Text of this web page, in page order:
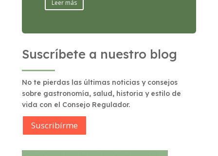
Leer más
Suscríbete a nuestro blog
No te pierdas las últimas noticias y consejos
sobre gastronomía, salud, historia y estilo de
vida con el Consejo Regulador.
Suscribírme